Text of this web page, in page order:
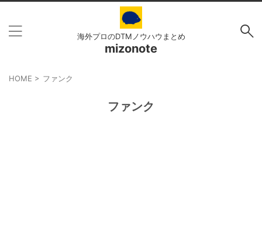
海外プロのDTMノウハウまとめ
mizonote
HOME > ファンク
ファンク